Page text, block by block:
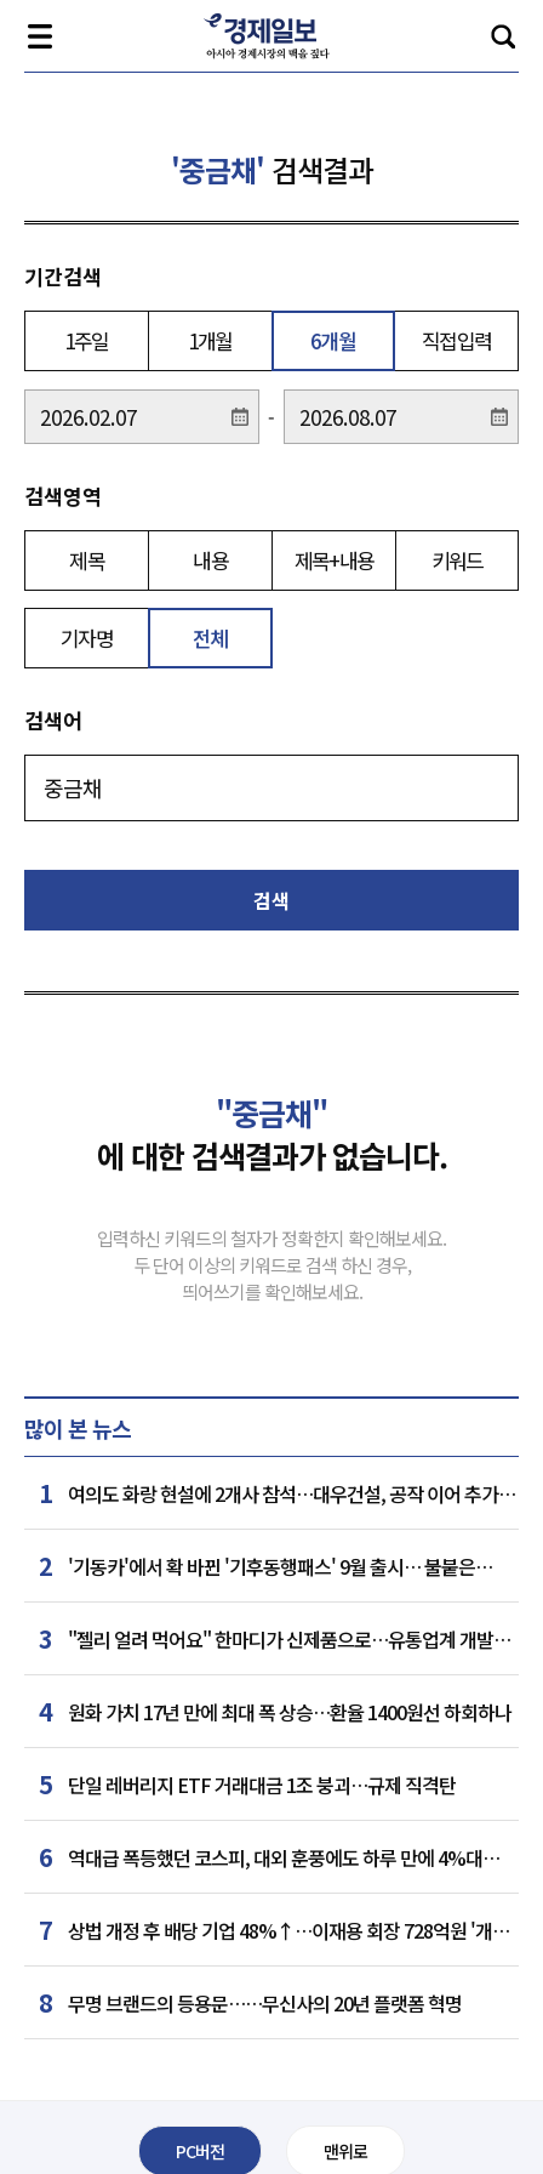
'중금채' 검색결과
기간검색
1주일 1개월 6개월 직접입력
-
검색영역
제목 내용 제목+내용 키워드
기자명 전체
검색어
검색
"중금채"
에 대한 검색결과가 없습니다.
입력하신 키워드의 철자가 정확한지 확인해보세요.
두 단어 이상의 키워드로 검색 하신 경우,
띄어쓰기를 확인해보세요.
많이 본 뉴스
1 여의도 화랑 현설에 2개사 참석…대우건설, 공작 이어 추가
거점 확보하나
2 '기동카'에서 확 바뀐 '기후동행패스' 9월 출시… 불붙은
카드사 경쟁
3
"젤리 얼려 먹어요" 한마디가 신제품으로…유통업계 개발실
된 SNS
4 원화 가치 17년 만에 최대 폭 상승…환율 1400원선 하회하나
5 단일 레버리지 ETF 거래대금 1조 붕괴…규제 직격탄
6 역대급 폭등했던 코스피, 대외 훈풍에도 하루 만에 4%대
급락
7 상법 개정 후 배당 기업 48%↑…이재용 회장 728억원 '개인
최다'
8 무명 브랜드의 등용문……무신사의 20년 플랫폼 혁명
PC버전 맨위로